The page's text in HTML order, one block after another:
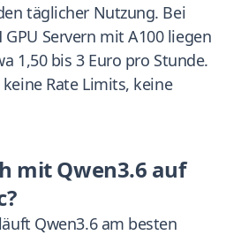
täglicher Nutzung. Bei
GPU Servern mit A100 liegen
1,50 bis 3 Euro pro Stunde.
Rate Limits, keine
mit Qwen3.6 auf
Qwen3.6 am besten